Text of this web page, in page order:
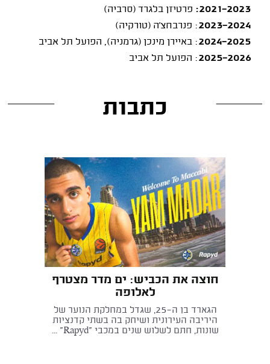
2021-2023:
פרטיזן בלגרד (סרביה)
2023-2024: פנרבחצ'ה (טורקיה)
2024-2025: באיירן מינכן (גרמניה), הפועל תל אביב
2025-2026: הפועל תל אביב
כתבות
חוצה את הכביש: ים מדר מצטרף
לאלופה
הגארד בן ה־25, שגדל במחלקת הנוער של
היריבה העירונית ושיחק בה בשתי קדנציות
שונות, חתם לשלוש שנים במכבי "Rapyd" ...